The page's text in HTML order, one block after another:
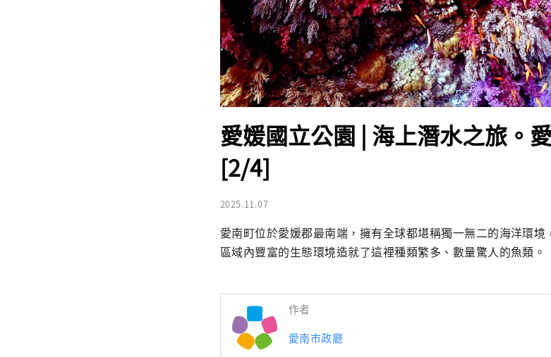
愛媛國立公園 | 海上潛水之旅。
[2/4]
2025.11.07
愛南町位於愛媛郡最南端，擁有全球都堪稱獨一無二的海洋環
區域內豐富的生態環境造就了這裡種類繁多、數量驚人的魚類。
作者
愛南市政廳